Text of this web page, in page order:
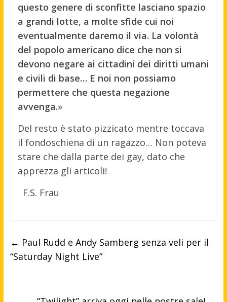
questo genere di sconfitte lasciano spazio
a grandi lotte, a molte sfide cui noi
eventualmente daremo il via. La volontà
del popolo americano dice che non si
devono negare ai cittadini dei diritti umani
e civili di base… E noi non possiamo
permettere che questa negazione
avvenga.»
Del resto è stato pizzicato mentre toccava
il fondoschiena di un ragazzo… Non poteva
stare che dalla parte dei gay, dato che
apprezza gli articoli!
F.S. Frau
← Paul Rudd e Andy Samberg senza veli per il
“Saturday Night Live”